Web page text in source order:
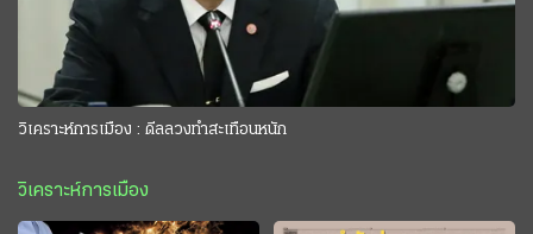
วิเคราะห์การเมือง : ดีลลวงทำสะเทือนหนัก
วิเคราะห์การเมือง